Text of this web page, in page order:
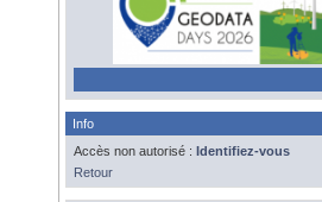
Info
Accès non autorisé : Identifiez-vous
Retour